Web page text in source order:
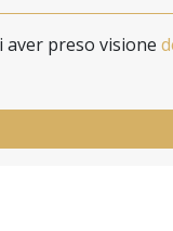
aver preso visione